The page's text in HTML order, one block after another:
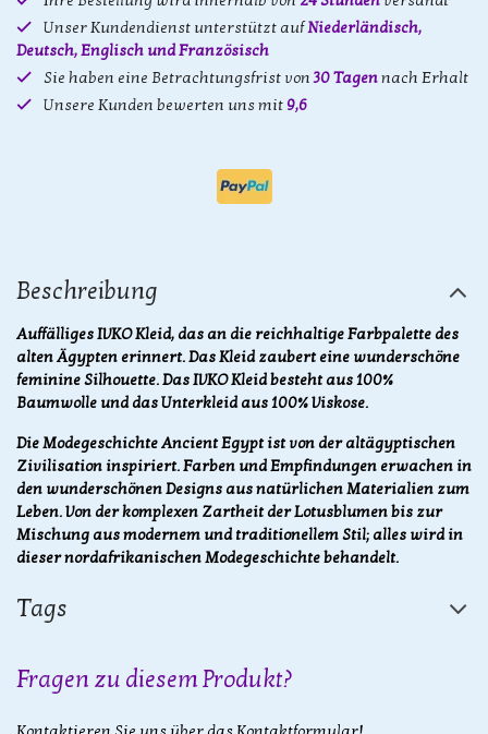
Unser Kundendienst unterstützt aufNiederländisch,
Deutsch, Englisch und Französisch
Sie haben eine Betrachtungsfrist von30 Tagennach Erhalt
Unsere Kunden bewerten uns mit 9,6
Beschreibung
Auffälliges IVKO Kleid, das an die reichhaltige Farbpalette des
alten Ägypten erinnert. Das Kleid zaubert eine wunderschöne
feminine Silhouette. Das IVKO Kleid besteht aus 100%
Baumwolle und das Unterkleid aus 100% Viskose.
Die Modegeschichte Ancient Egypt ist von der altägyptischen
Zivilisation inspiriert. Farben und Empfindungen erwachen in
den wunderschönen Designs aus natürlichen Materialien zum
Leben. Von der komplexen Zartheit der Lotusblumen bis zur
Mischung aus modernem und traditionellem Stil; alles wird in
dieser nordafrikanischen Modegeschichte behandelt.
Tags
Fragen zu diesem Produkt?